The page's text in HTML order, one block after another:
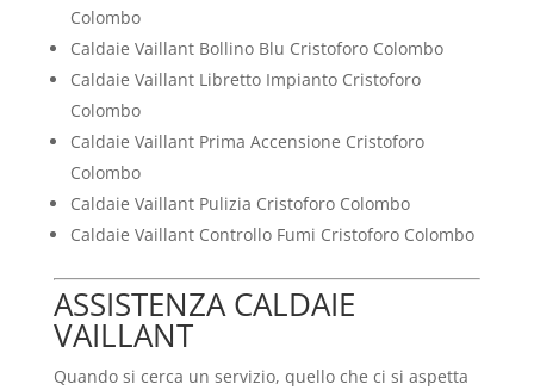
Colombo
Caldaie Vaillant Bollino Blu Cristoforo Colombo
Caldaie Vaillant Libretto Impianto Cristoforo
Colombo
Caldaie Vaillant Prima Accensione Cristoforo
Colombo
Caldaie Vaillant Pulizia Cristoforo Colombo
Caldaie Vaillant Controllo Fumi Cristoforo Colombo
ASSISTENZA CALDAIE
VAILLANT
Quando si cerca un servizio, quello che ci si aspetta